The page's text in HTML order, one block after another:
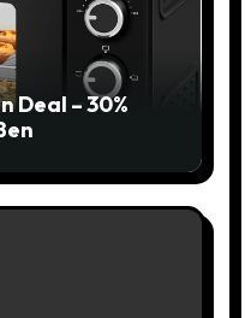
Deal – 30%